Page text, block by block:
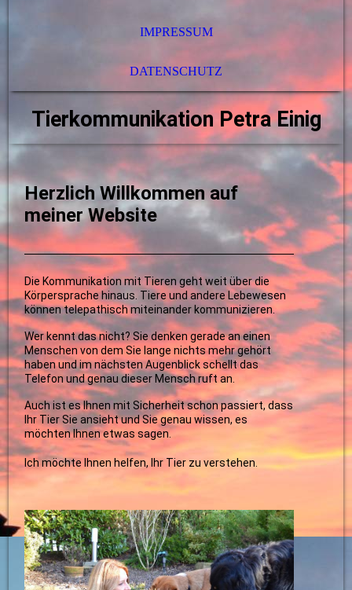
IMPRESSUM
DATENSCHUTZ
Tierkommunikation Petra Einig
Herzlich Willkommen auf
meiner Website
Die Kommunikation mit Tieren geht weit über die
Körpersprache hinaus. Tiere und andere Lebewesen
können telepathisch miteinander kommunizieren.
Wer kennt das nicht? Sie denken gerade an einen
Menschen von dem Sie lange nichts mehr gehört
haben und im nächsten Augenblick schellt das
Telefon und genau dieser Mensch ruft an.
Auch ist es Ihnen mit Sicherheit schon passiert, dass
Ihr Tier Sie ansieht und Sie genau wissen, es
möchten Ihnen etwas sagen.
Ich möchte Ihnen helfen, Ihr Tier zu verstehen.